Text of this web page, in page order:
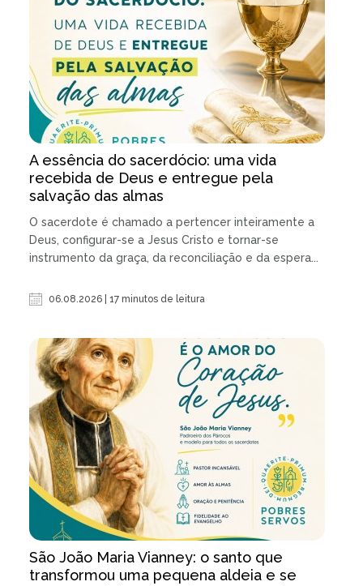
A essência do sacerdócio: uma vida
recebida de Deus e entregue pela
salvação das almas
O sacerdote é chamado a pertencer inteiramente a
Deus, configurar-se a Jesus Cristo e tornar-se
instrumento da graça, da reconciliação e da espera...
06.08.2026 | 17 minutos de leitura
São João Maria Vianney: o santo que
transformou uma pequena aldeia e se